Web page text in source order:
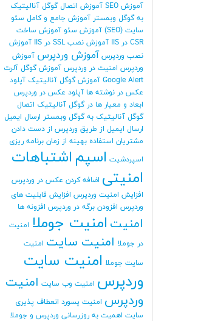
آموزش SEO
آموزش اتصال گوگل آنالیتیک
به گوگل وبمستر آموزش جامع و کامل سئو
سایت (SEO)
آموزش سئو آموزش ساخت
CSR در IIS
آموزش نصب SSL در IIS
آموزش
نصب وردپرس آموزش وردپرس آموزش
وردپرس امنیت در وردپرس آموزش گوگل آلرت
Google Alert آموزش گوگل آنالیتیک آپلود
عکس در نوشته ها آپلود عکس در وردپرس
ابعاد و معیار ها در گوگل آنالیتیک اتصال
گوگل آنالیتیک به گوگل وبمستر ارسال ایمیل
ارسال ایمیل از طریق وردپرس از دست دادن
مشتریان استفاده بهینه از زمان برنامه ریزی
اسپردشیت اسپم اشتباهات
امنیتی اضافه کردن عکس در وردپرس
افزایش امنیت وردپرس افزایش قابلیت های
وردپرس افزودن برگه در وردپرس افزونه ها
امنیت امنیت جوملا امنیت
در جوملا امنیت سایت امنیت
سایت جوملا امنیت سایت
وردپرس امنیت وب سایت امنیت
وردپرس امنیت پسورد انعطاف پذیری
سایت اهمیت به روزرسانی وردپرس و جوملا